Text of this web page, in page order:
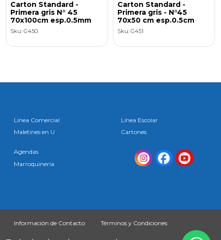
Carton Standard -
Primera gris N° 45
70x100cm esp.0.5mm
Sku: G450
Carton Standard -
Primera gris - N°45
70x50 cm esp.0.5cm
Sku: G451
Línea Comercial
Maletines en U
Línea Escolar
Cartones
Agendas
Marroquinería
Información de Contacto Términos y Condiciones